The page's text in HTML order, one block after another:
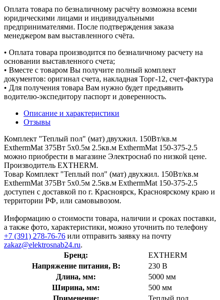
Оплата товара по безналичному расчёту возможна всеми
юридическими лицами и индивидуальными
предпринимателями. После подтверждения заказа
менеджером вам выставленного счёта.
• Оплата товара производится по безналичному расчету на
основании выставленного счета;
• Вместе с товаром Вы получите полный комплект
документов: оригинал счета, накладная Торг-12, счет-фактура
• Для получения товара Вам нужно будет предъявить
водителю-экспедитору паспорт и доверенность.
Описание и характеристики
Отзывы
Комплект "Теплый пол" (мат) двухжил. 150Вт/кв.м
ExthermMat 375Вт 5х0.5м 2.5кв.м ExthermMat 150-375-2.5
можно приобрести в магазине Электроснаб по низкой цене.
Производитель EXTHERM.
Товар Комплект "Теплый пол" (мат) двухжил. 150Вт/кв.м
ExthermMat 375Вт 5х0.5м 2.5кв.м ExthermMat 150-375-2.5
доступен с доставкой по г. Красноярск, Красноярскому краю и
территории РФ, или самовывозом.
Информацию о стоимости товара, наличии и сроках поставки,
а также фото, характеристики, можно уточнить по телефону
+7 (391) 278-76-76 или отправить заявку на почту
zakaz@elektrosnab24.ru.
Бренд:
EXTHERM
Напряжение питания, В:
230 В
Длина, мм:
5000 мм
Ширина, мм:
500 мм
Применение:
Теплый пол